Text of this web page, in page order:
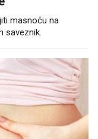
masnoću na
saveznik.